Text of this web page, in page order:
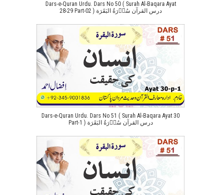
Dars-e-Quran Urdu. Dars No 50 ( Surah Al-Baqara Ayat
28-29 Part-02 ) درس القرآن سُوۡرَةُ البَقَرَة
Dars-e-Quran Urdu. Dars No 51 ( Surah Al-Baqara Ayat 30
Part-1 ) درس القرآن سُوۡرَةُ البَقَرَة